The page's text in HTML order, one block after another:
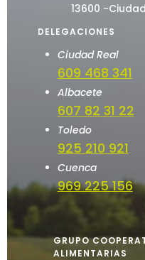
13600 -
DELEGACIONES
Ciudad Real
609 468 341
Albacete
607 82 31 22
Toledo
925 210 921
Cuenca
969 225 156
GRUPO
ALIMENTARIAS